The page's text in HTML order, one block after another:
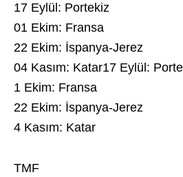
17 Eylül: Portekiz
01 Ekim: Fransa
22 Ekim: İspanya-Jerez
04 Kasım: Katar17 Eylül:
1 Ekim: Fransa
22 Ekim: İspanya-Jerez
4 Kasım: Katar
TMF